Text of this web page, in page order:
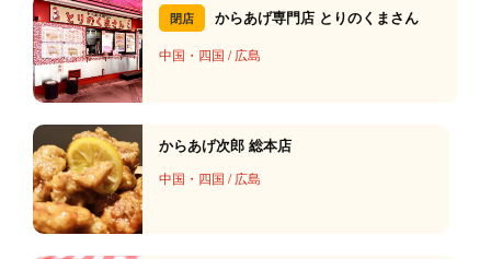
閉店 からあげ専門店 とりのくまさん
中国・四国 /広島
からあげ次郎 総本店
中国・四国 /広島